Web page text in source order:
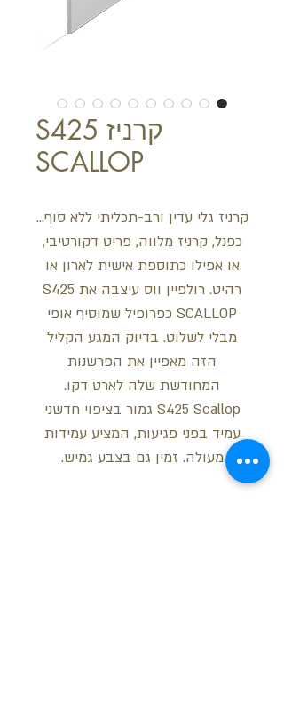
קרניז S425
SCALLOP
קרניז גלי עדין ורב-תכליתי ללא סוף...
כפנל, קרניז מלווה, פריט דקורטיבי,
או אפילו כתוספת אישית לארון או
רהיט. רולפיין ווס עיצבה את S425
SCALLOP כפרופיל שמוסיף אופי
מבלי לשלוט. בדיוק המגע הקליל
הזה מאפיין את הפרשנות
המחודשת שלה לארט דקו.
S425 Scallop גמור בציפוי חדשני
עמיד בפני פגיעות, המציע עמידות
מעולה. זמין גם בצבע גמיש.